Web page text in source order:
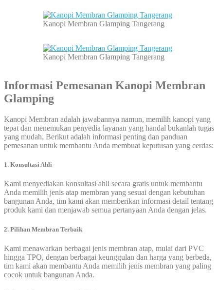
Kanopi Membran Glamping Tangerang
Kanopi Membran Glamping Tangerang
Informasi Pemesanan Kanopi Membran
Glamping
Kanopi Membran adalah jawabannya namun, memilih kanopi yang
tepat dan menemukan penyedia layanan yang handal bukanlah tugas
yang mudah, Berikut adalah informasi penting dan panduan
pemesanan untuk membantu Anda membuat keputusan yang cerdas:
1. Konsultasi Ahli
Kami menyediakan konsultasi ahli secara gratis untuk membantu
Anda memilih jenis atap membran yang sesuai dengan kebutuhan
bangunan Anda, tim kami akan memberikan informasi detail tentang
produk kami dan menjawab semua pertanyaan Anda dengan jelas.
2. Pilihan Membran Terbaik
Kami menawarkan berbagai jenis membran atap, mulai dari PVC
hingga TPO, dengan berbagai keunggulan dan harga yang berbeda,
tim kami akan membantu Anda memilih jenis membran yang paling
cocok untuk bangunan Anda.